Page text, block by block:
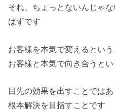
それ、ちょっとないんじゃ
はずです
お客様を本気で変えるとい
お客様と本気で向き合うと
目先の効果を出すことでは
根本解決を目指すことです